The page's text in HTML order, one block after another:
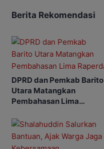
Berita Rekomendasi
DPRD dan Pemkab Barito
Utara Matangkan
Pembahasan Lima